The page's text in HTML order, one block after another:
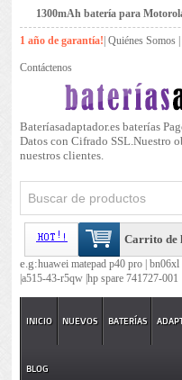
1300mAh batería para
1 año de garantía! |Quiénes Somos
Contáctenos
Bateríasadaptador.es baterías
Datos con Cifrado SSL.Nuestro
nuestros clientes.
Carrito de
e.g:huawei matepad p40 pro |bn06xl
|a515-43-r5qw |hp spare 741727-001
INICIO NUEVOS BATERÍAS
BLOG